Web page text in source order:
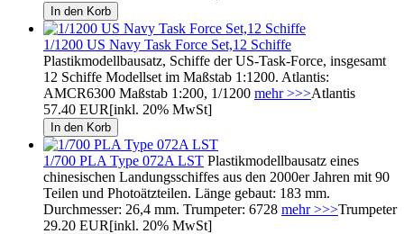
1/1200 US Navy Task Force Set,12 Schiffe
Plastikmodellbausatz, Schiffe der US-Task-Force, insgesamt
12 Schiffe Modellset im Maßstab 1:1200. Atlantis:
AMCR6300 Maßstab 1:200, 1/1200 mehr >>>Atlantis
57.40 EUR[inkl. 20% MwSt]
1/700 PLA Type 072A LST Plastikmodellbausatz eines
chinesischen Landungsschiffes aus den 2000er Jahren mit 90
Teilen und Photoätzteilen. Länge gebaut: 183 mm.
Durchmesser: 26,4 mm. Trumpeter: 6728 mehr >>>Trumpeter
29.20 EUR[inkl. 20% MwSt]